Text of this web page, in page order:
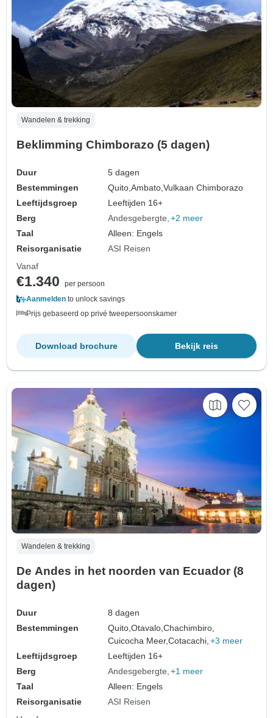
Wandelen & trekking
Beklimming Chimborazo (5 dagen)
Duur
5 dagen
Bestemmingen
Quito,Ambato,Vulkaan Chimborazo
Leeftijdsgroep
Leeftijden 16+
Berg
Andesgebergte +2 meer
Taal
Alleen: Engels
Reisorganisatie
ASI Reisen
Vanaf
€1.340
per persoon
Aanmelden to unlock savings
Prijs gebaseerd op privé tweepersoonskamer
Bekijk reis
Download brochure
Wandelen & trekking
De Andes in het noorden van Ecuador (8
dagen)
Duur
8 dagen
Bestemmingen
Quito,Otavalo,Chachimbiro,
Cuicocha Meer,Cotacachi, +3 meer
Leeftijdsgroep
Leeftijden 16+
Berg
Andesgebergte +1 meer
Taal
Alleen: Engels
Reisorganisatie
ASI Reisen